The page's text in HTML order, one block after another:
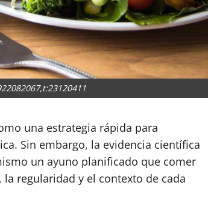
una estrategia rápida para
Sin embargo, la evidencia científica
un ayuno planificado que comer
regularidad y el contexto de cada